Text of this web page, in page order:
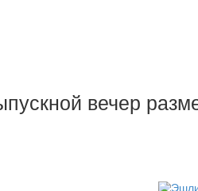
вечер